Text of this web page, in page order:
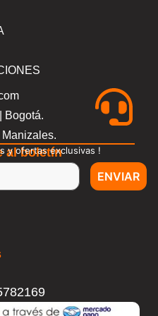
Bogotá.
Manizales.
al boletín
y ofertas exclusivas !
ENVIAR